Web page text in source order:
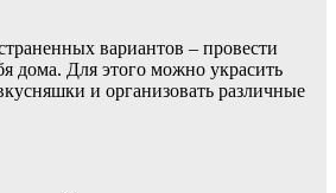
вариантов – провести
дома. Для этого можно украсить
и организовать различные